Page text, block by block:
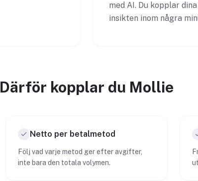
med AI. Du kopplar
insikten inom några
Därför kopplar du Mollie
Netto per betalmetod
Följ vad varje metod ger efter avgifter,
inte bara den totala volymen.